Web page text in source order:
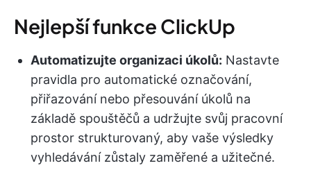
Nejlepší funkce ClickUp
Automatizujte organizaci úkolů: Nastavte
pravidla pro automatické označování,
přiřazování nebo přesouvání úkolů na
základě spouštěčů a udržujte svůj pracovní
prostor strukturovaný, aby vaše výsledky
vyhledávání zůstaly zaměřené a užitečné.